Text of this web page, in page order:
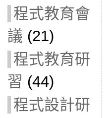
程式教育會
議 (21)
程式教育研
習 (44)
程式設計研